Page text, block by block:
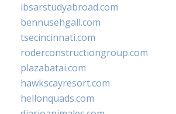
ibsarstudyabroad.com
bennusehgall.com
tsecincinnati.com
roderconstructiongroup.com
plazabatai.com
hawkscayresort.com
hellonquads.com